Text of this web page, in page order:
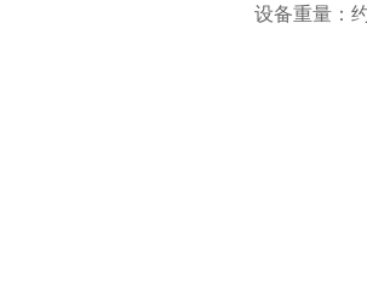
设备重量：